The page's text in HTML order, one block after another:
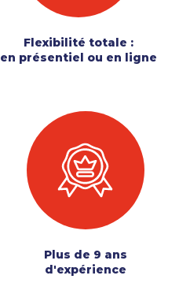
Flexibilité totale :
en présentiel ou en ligne
Plus de 9 ans
d'expérience